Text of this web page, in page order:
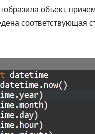
объект,
соответствующая